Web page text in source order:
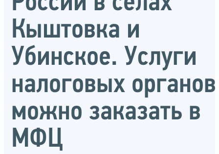
Кыштовка и
Убинское. Услуги
налоговых органов
можно заказать в
МФЦ